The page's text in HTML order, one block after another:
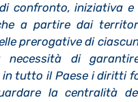
confronto, iniziativa e
a partire dai
prerogative di
necessità di
in tutto il Paese i diritti
la centralità